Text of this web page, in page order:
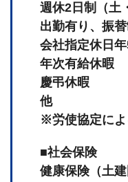
週休2日制（土
出勤有り、振
会社指定休日年
年次有給休暇
慶弔休暇
他
※労使協定によ
■社会保険
健康保険（土